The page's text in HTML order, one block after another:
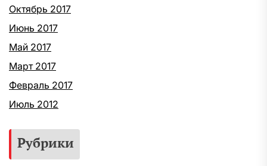
Октябрь 2017
Июнь 2017
Май 2017
Март 2017
Февраль 2017
Июль 2012
Рубрики